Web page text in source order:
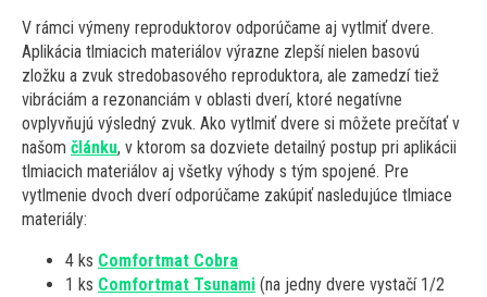
V rámci výmeny reproduktorov odporúčame aj vytlmiť dvere.
Aplikácia tlmiacich materiálov výrazne zlepší nielen basovú
zložku a zvuk stredobasového reproduktora, ale zamedzí tiež
vibráciám a rezonanciám v oblasti dverí, ktoré negatívne
ovplyvňujú výsledný zvuk. Ako vytlmiť dvere si môžete prečítať v
našom článku, v ktorom sa dozviete detailný postup pri aplikácii
tlmiacich materiálov aj všetky výhody s tým spojené. Pre
vytlmenie dvoch dverí odporúčame zakúpiť nasledujúce tlmiace
materiály:
4 ks Comfortmat Cobra
1 ks Comfortmat Tsunami (na jedny dvere vystačí 1/2